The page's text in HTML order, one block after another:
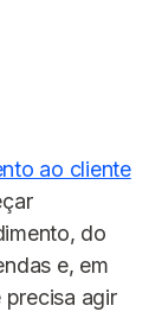
ao cliente
do
e, em
agir